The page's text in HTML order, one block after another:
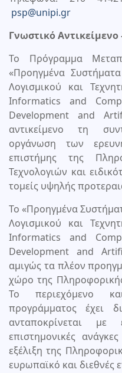
psp@unipi.gr
Γνωστικό Αντικείμενο
Το Πρόγραμμα
«Προηγμένα
Λογισμικού και
Informatics and
Development and
αντικείμενο τη
οργάνωση των
επιστήμης της
Τεχνολογιών και
τομείς υψηλής
Το «Προηγμένα
Λογισμικού και
Informatics and
Development and
αμιγώς τα πλέον
χώρο της
Το περιεχόμενο
προγράμματος έχει
ανταποκρίνεται με
επιστημονικές
εξέλιξη της
ευρωπαϊκό και διεθνές